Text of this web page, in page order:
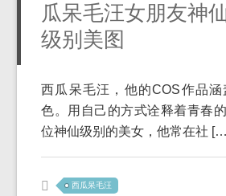
瓜呆毛汪女朋友神
级别美图
西瓜呆毛汪，他的COS作品涵
色。用自己的方式诠释着青春
位神仙级别的美女，他常在社
西瓜呆毛汪